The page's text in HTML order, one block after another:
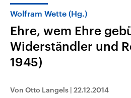
Themen
Wolfram Wette (Hg.)
Ehre, wem Ehre
Widerständler und
1945)
Von Otto Langels | 22.12.2014